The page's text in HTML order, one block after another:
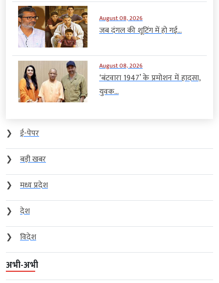
August 08, 2026
जब दंगल की शूटिंग में हो गई...
August 08, 2026
‘बंटवारा 1947’ के प्रमोशन में हादसा,
युवक...
❯
ई-पेपर
❯
बड़ी खबर
❯
मध्य प्रदेश
❯
देश
❯
विदेश
अभी-अभी